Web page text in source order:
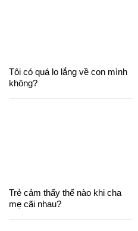
Tôi có quá lo lắng về con mình
không?
Trẻ cảm thấy thế nào khi cha
mẹ cãi nhau?